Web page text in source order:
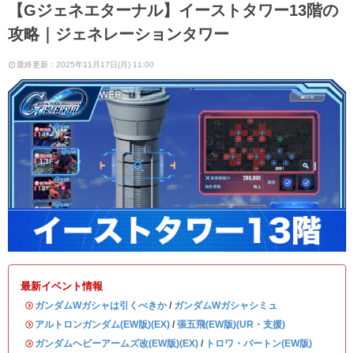
【Gジェネエターナル】イーストタワー13階の
攻略｜ジェネレーションタワー
最終更新：2025年11月17日(月) 11:00
最新イベント情報
・ ガンダムWガシャは引くべきか/ ガンダムWガシャシミュ
・ アルトロンガンダム(EW版)(EX) / 張五飛(EW版)(UR・支援)
・ ガンダムヘビーアームズ改(EW版)(EX) / トロワ・バートン(EW版)